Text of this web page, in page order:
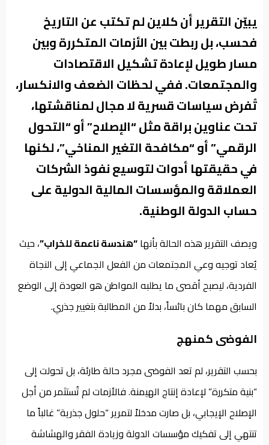
يبيّن التقرير أن كلاين لم تكتب عن التاريخ
فحسب، بل ربطت بين الأزمات المتكررة وبين
مسار طويل لإعادة تشكيل الاقتصادات
والمجتمعات. ففي لحظات الضعف والانكسار،
تُفرض سياسات قسرية لا مجال لمناقشتها،
تحت عناوين براقة مثل “الإصلاح” أو “التحول
الرقمي” أو “مكافحة التغير المناخي”، لكنها
في حقيقتها أدوات لتوسيع نفوذ الشركات
العملاقة والمؤسسات المالية الدولية على
حساب الدولة الوطنية.
ويصف التقرير هذه الحالة بأنها“هندسة ناعمة للخراب”، حيث
يُعاد توجيه وعي المجتمعات من الفعل الجماعي إلى النجاة
الفردية، ليصبح أقصى ما يطلبه المواطن هو العودة إلى الوضع
السابق مهما كان بائساً، بدلاً من المطالبة بتغيير جذري.
الفوضى كمنهج
بحسب التقرير، لم تعد الفوضى مجرد حالة طارئة، بل تحولت إلى
“بنية متكررة” لإعادة إنتاج الهيمنة. فالأزمات لم تُستثمر من أجل
الإصلاح الإيجابي، بل صارت مدخلاً لتمرير “حلول جذرية” غالباً ما
تنتهي إلى تفكيك مؤسسات الدولة وزيادة الفقر والهشاشة